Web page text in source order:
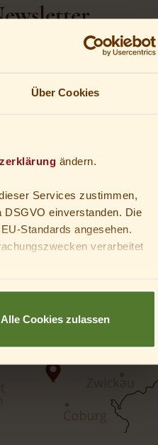
Über Cookies
ändern.
Services zustimmen,
DSGVO einverstanden. Die
Standards angesehen.
verarbeitet
Alle Cookies zulassen
und als erstes informiert sein
empfangen